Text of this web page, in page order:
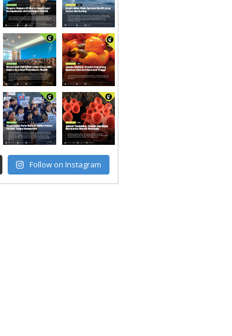
Follow on Instagram